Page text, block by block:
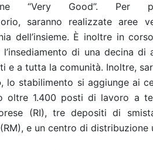
“Very Good”. Per
saranno realizzate aree
dell’insieme. È inoltre in
l’insediamento di una decina
e a tutta la comunità. Inoltre,
, lo stabilimento si aggiunge ai
oltre 1.400 posti di lavoro a
(RI), tre depositi di
e un centro di distribuzione